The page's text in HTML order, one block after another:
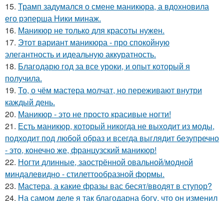
15. Трамп задумался о смене маникюра, а вдохновила
его рэперша Ники минаж.
16. Маникюр не только для красоты нужен.
17. Этот вариант маникюра - про спокойную
элегантность и идеальную аккуратность.
18. Благодарю год за все уроки, и опыт который я
получила.
19. То, о чём мастера молчат, но переживают внутри
каждый день.
20. Маникюр - это не просто красивые ногти!
21. Есть маникюр, который никогда не выходит из моды,
подходит под любой образ и всегда выглядит безупречно
- это, конечно же, французский маникюр!
22. Ногти длинные, заострённой овальной/модной
миндалевидно - стилеттообразной формы.
23. Мастера, а какие фразы вас бесят/вводят в ступор?
24. На самом деле я так благодарна богу, что он изменил